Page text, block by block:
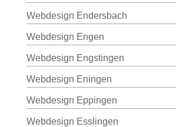
Webdesign Endersbach
Webdesign Engen
Webdesign Engstingen
Webdesign Eningen
Webdesign Eppingen
Webdesign Esslingen